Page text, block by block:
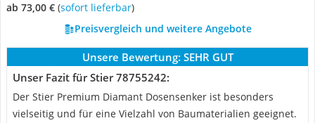
ab 73,00 € ( Sofort lieferbar)
Preisvergleich und weitere Angebote
Unsere Bewertung: SEHR GUT
Unser Fazit für Stier ‎78755242:
Der Stier Premium Diamant Dosensenker ist besonders
vielseitig und für eine Vielzahl von Baumaterialien geeignet.